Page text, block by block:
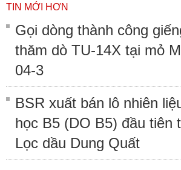
TIN MỚI HƠN
Gọi dòng thành công
thăm dò TU-14X tại mỏ
04-3
BSR xuất bán lô nhiên
học B5 (DO B5) đầu tiên
Lọc dầu Dung Quất